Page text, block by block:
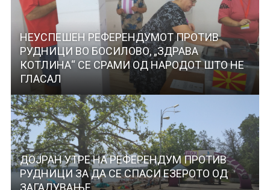
НЕУСПЕШЕН РЕФЕРЕНДУМОТ ПРОТИВ
РУДНИЦИ ВО БОСИЛОВО, „ЗДРАВА
КОТЛИНА“ СЕ СРАМИ ОД НАРОДОТ ШТО НЕ
ГЛАСАЛ
ДОЈРАН УТРЕ НА РЕФЕРЕНДУМ ПРОТИВ
РУДНИЦИ ЗА ДА СЕ СПАСИ ЕЗЕРОТО ОД
ЗАГАДУВАЊЕ